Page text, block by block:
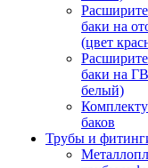
баки на
(цвет
баки на
белый)
баков
Трубы и